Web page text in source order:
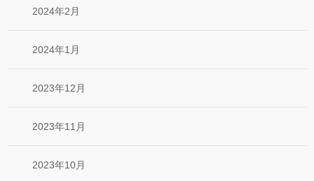
2024年2月
2024年1月
2023年12月
2023年11月
2023年10月